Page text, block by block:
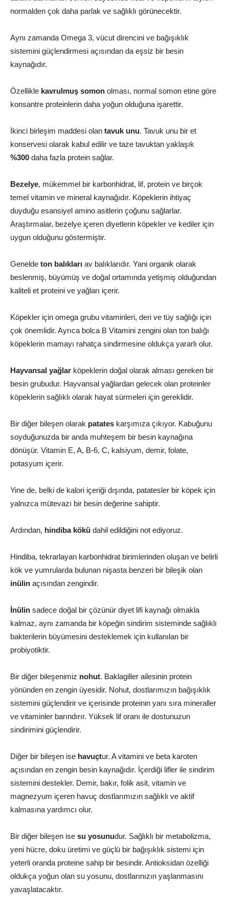
normalden çok daha parlak ve sağlıklı görünecektir.
Aynı zamanda Omega 3, vücut direncini ve bağışıklık
sistemini güçlendirmesi açısından da eşsiz bir besin
kaynağıdır.
Özellikle kavrulmuş somon olması, normal somon etine göre
konsantre proteinlerin daha yoğun olduğuna işarettir.
İkinci birleşim maddesi olan tavuk unu. Tavuk unu bir et
konservesi olarak kabul edilir ve taze tavuktan yaklaşık
%300 daha fazla protein sağlar.
Bezelye, mükemmel bir karbonhidrat, lif, protein ve birçok
temel vitamin ve mineral kaynağıdır. Köpeklerin ihtiyaç
duyduğu esansiyel amino asitlerin çoğunu sağlarlar.
Araştırmalar, bezelye içeren diyetlerin köpekler ve kediler için
uygun olduğunu göstermiştir.
Genelde ton balıkları av balıklarıdır. Yani organik olarak
beslenmiş, büyümüş ve doğal ortamında yetişmiş olduğundan
kaliteli et proteini ve yağları içerir.
Köpekler için omega grubu vitaminleri, deri ve tüy sağlığı için
çok önemlidir. Ayrıca bolca B Vitamini zengini olan ton balığı
köpeklerin mamayı rahatça sindirmesine oldukça yararlı olur.
Hayvansal yağlar köpeklerin doğal olarak alması gereken bir
besin grubudur. Hayvansal yağlardan gelecek olan proteinler
köpeklerin sağlıklı olarak hayat sürmeleri için gereklidir.
Bir diğer bileşen olarak patates karşımıza çıkıyor. Kabuğunu
soyduğunuzda bir anda muhteşem bir besin kaynağına
dönüşür. Vitamin E, A, B-6, C, kalsiyum, demir, folate,
potasyum içerir.
Yine de, belki de kalori içeriği dışında, patatesler bir köpek için
yalnızca mütevazı bir besin değerine sahiptir.
Ardından, hindiba kökü dahil edildiğini not ediyoruz.
Hindiba, tekrarlayan karbonhidrat birimlerinden oluşan ve belirli
kök ve yumrularda bulunan nişasta benzeri bir bileşik olan
inülin açısından zengindir.
İnülin sadece doğal bir çözünür diyet lifi kaynağı olmakla
kalmaz, aynı zamanda bir köpeğin sindirim sisteminde sağlıklı
bakterilerin büyümesini desteklemek için kullanılan bir
probiyotiktir.
Bir diğer bileşenimiz nohut. Baklagiller ailesinin protein
yönünden en zengin üyesidir. Nohut, dostlarımızın bağışıklık
sistemini güçlendirir ve içerisinde proteinin yanı sıra mineraller
ve vitaminler barındırır. Yüksek lif oranı ile dostunuzun
sindirimini güçlendirir.
Diğer bir bileşen ise havuçtur. A vitamini ve beta karoten
açısından en zengin besin kaynağıdır. İçerdiği lifler ile sindirim
sistemini destekler. Demir, bakır, folik asit, vitamin ve
magnezyum içeren havuç dostlarımızın sağlıklı ve aktif
kalmasına yardımcı olur.
Bir diğer bileşen ise su yosunudur. Sağlıklı bir metabolizma,
yeni hücre, doku üretimi ve güçlü bir bağışıklık sistemi için
yeterli oranda proteine sahip bir besindir. Antioksidan özelliği
oldukça yoğun olan su yosunu, dostlarınızın yaşlanmasını
yavaşlatacaktır.